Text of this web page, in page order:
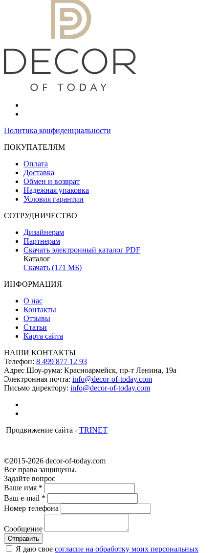
Политика конфиденциальности
ПОКУПАТЕЛЯМ
Оплата
Доставка
Обмен и возврат
Надежная упаковка
Условия гарантии
СОТРУДНИЧЕСТВО
Дизайнерам
Партнерам
Скачать электронный каталог PDF
Каталог
Скачать (171 МБ)
ИНФОРМАЦИЯ
О нас
Контакты
Отзывы
Статьи
Карта сайта
НАШИ КОНТАКТЫ
Телефон: 8 499 877 12 93
Адрес Шоу-рума: Красноармейск, пр-т Ленина, 19а
Электронная почта: info@decor-of-today.com
Письмо директору: info@decor-of-today.com
Продвижение сайта - TRINET
©2015-2026 decor-of-today.com
Все права защищены.
Задайте вопрос
Ваше имя *
Ваш e-mail *
Номер телефона
Сообщение
Я даю свое согласие на обработку моих персональных